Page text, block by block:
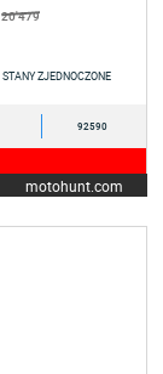
20'479
STANY ZJEDNOCZONE
92590
motohunt.com